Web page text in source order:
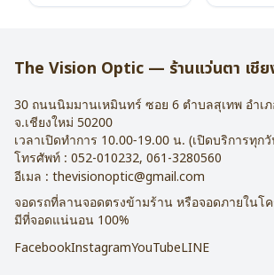
น้ำหนัก : 24 กรัม
อุปกรณ์ : กล่
The Vision Optic — ร้านแว่นตา เชีย
30 ถนนนิมมานเหมินทร์ ซอย 6 ตำบลสุเทพ อำเ
จ.เชียงใหม่ 50200
เวลาเปิดทำการ 10.00-19.00 น. (เปิดบริการทุก
โทรศัพท์ : 052-010232, 061-3280560
อีเมล : thevisionoptic@gmail.com
จอดรถที่ลานจอดตรงข้ามร้าน หรือจอดภายในโ
มีที่จอดแน่นอน 100%
FacebookInstagramYouTubeLINE